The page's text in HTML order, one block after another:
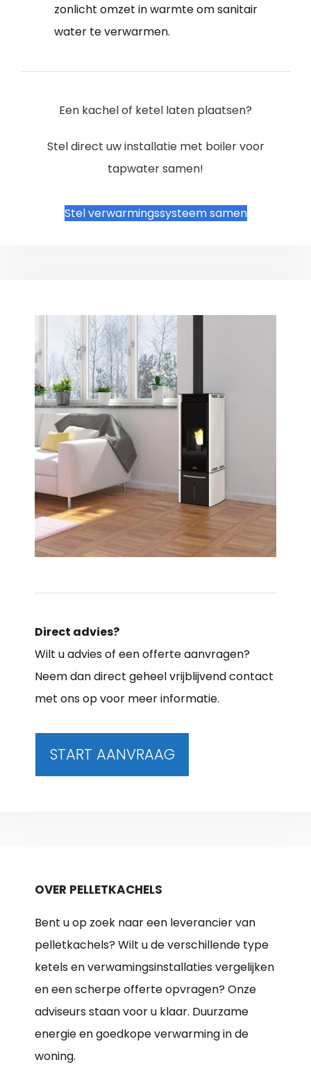
zonlicht omzet in warmte om sanitair
water te verwarmen.
Een kachel of ketel laten plaatsen?
Stel direct uw installatie met boiler voor
tapwater samen!
Stel verwarmingssysteem samen
Direct advies?
Wilt u advies of een offerte aanvragen?
Neem dan direct geheel vrijblijvend contact
met ons op voor meer informatie.
START AANVRAAG
OVER PELLETKACHELS
Bent u op zoek naar een leverancier van
pelletkachels? Wilt u de verschillende type
ketels en verwamingsinstallaties vergelijken
en een scherpe offerte opvragen? Onze
adviseurs staan voor u klaar. Duurzame
energie en goedkope verwarming in de
woning.